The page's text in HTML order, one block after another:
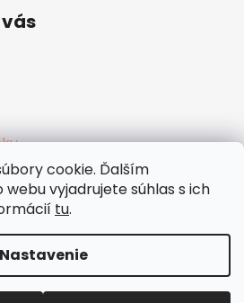
cookie. Ďalším
vyjadrujete súhlas s ich
tu.
Nastavenie
údajov
Shoptet